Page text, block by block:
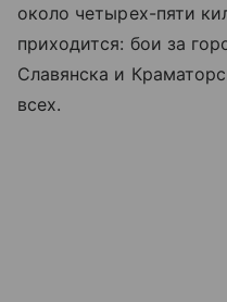
около четырех-пяти
приходится: бои за
Славянска и
всех.